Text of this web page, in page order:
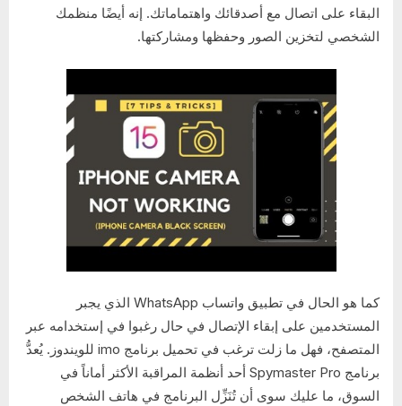
البقاء على اتصال مع أصدقائك واهتماماتك. إنه أيضًا منظمك
الشخصي لتخزين الصور وحفظها ومشاركتها.
كما هو الحال في تطبيق واتساب WhatsApp الذي يجبر
المستخدمين على إبقاء الإتصال في حال رغبوا في إستخدامه عبر
المتصفح، فهل ما زلت ترغب في تحميل برنامج imo للويندوز. يُعدُّ
برنامج Spymaster Pro أحد أنظمة المراقبة الأكثر أماناً في
السوق، ما عليك سوى أن تُنَزِّل البرنامج في هاتف الشخص